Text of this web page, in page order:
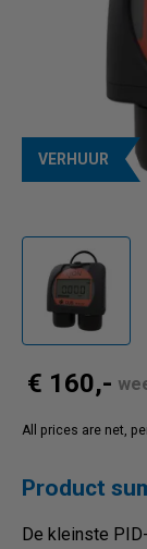
VERHUUR
€ 160,-
All prices are net,
Product
De kleinste